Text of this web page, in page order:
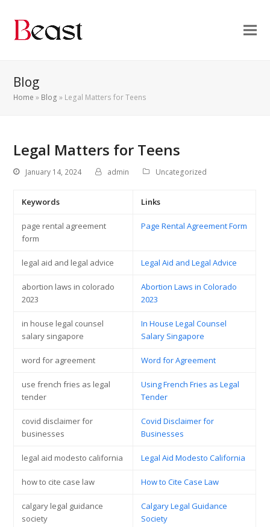
Blog
Home » Blog » Legal Matters for Teens
Legal Matters for Teens
January 14, 2024 admin Uncategorized
Keywords Links
page rental agreement
form
Page Rental Agreement Form
legal aid and legal advice Legal Aid and Legal Advice
abortion laws in colorado
2023
Abortion Laws in Colorado
2023
in house legal counsel
salary singapore
In House Legal Counsel
Salary Singapore
word for agreement Word for Agreement
use french fries as legal
tender
Using French Fries as Legal
Tender
covid disclaimer for
businesses
Covid Disclaimer for
Businesses
legal aid modesto california Legal Aid Modesto California
how to cite case law How to Cite Case Law
calgary legal guidance
society
Calgary Legal Guidance
Society